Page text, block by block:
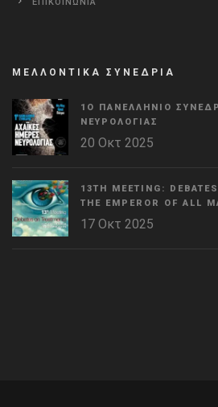
ΕΠΙΚΟΙΝΩΝΙΑ
ΜΕΛΛΟΝΤΙΚΑ ΣΥΝΕΔΡΙΑ
1Ο ΠΑΝΕΛΛΉΝΙΟ
ΝΕΥΡΟΛΟΓΊΑΣ
20 Οκτ 2025
13TH MEETING:
THE EMPEROR OF ALL
17 Οκτ 2025